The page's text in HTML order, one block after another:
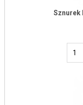
Sznurek